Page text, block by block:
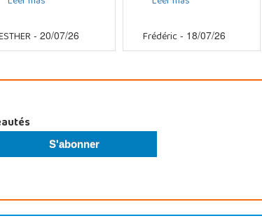
- 20/07/26
Frédéric- 18/07/26